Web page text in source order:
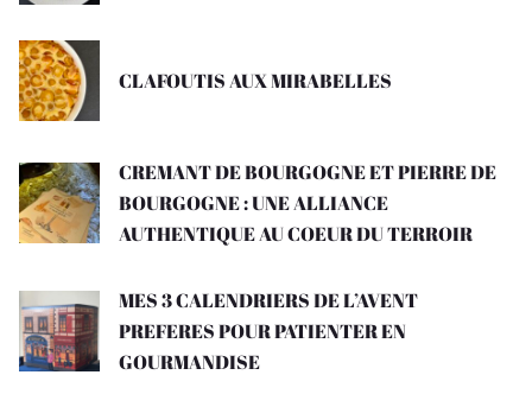
CLAFOUTIS AUX MIRABELLES
CREMANT DE BOURGOGNE ET PIERRE DE
BOURGOGNE : UNE ALLIANCE
AUTHENTIQUE AU COEUR DU TERROIR
MES 3 CALENDRIERS DE L’AVENT
PREFERES POUR PATIENTER EN
GOURMANDISE